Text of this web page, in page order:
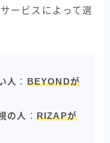
ービスによって選
人 ： BEYONDが
の人 ： RIZAPが